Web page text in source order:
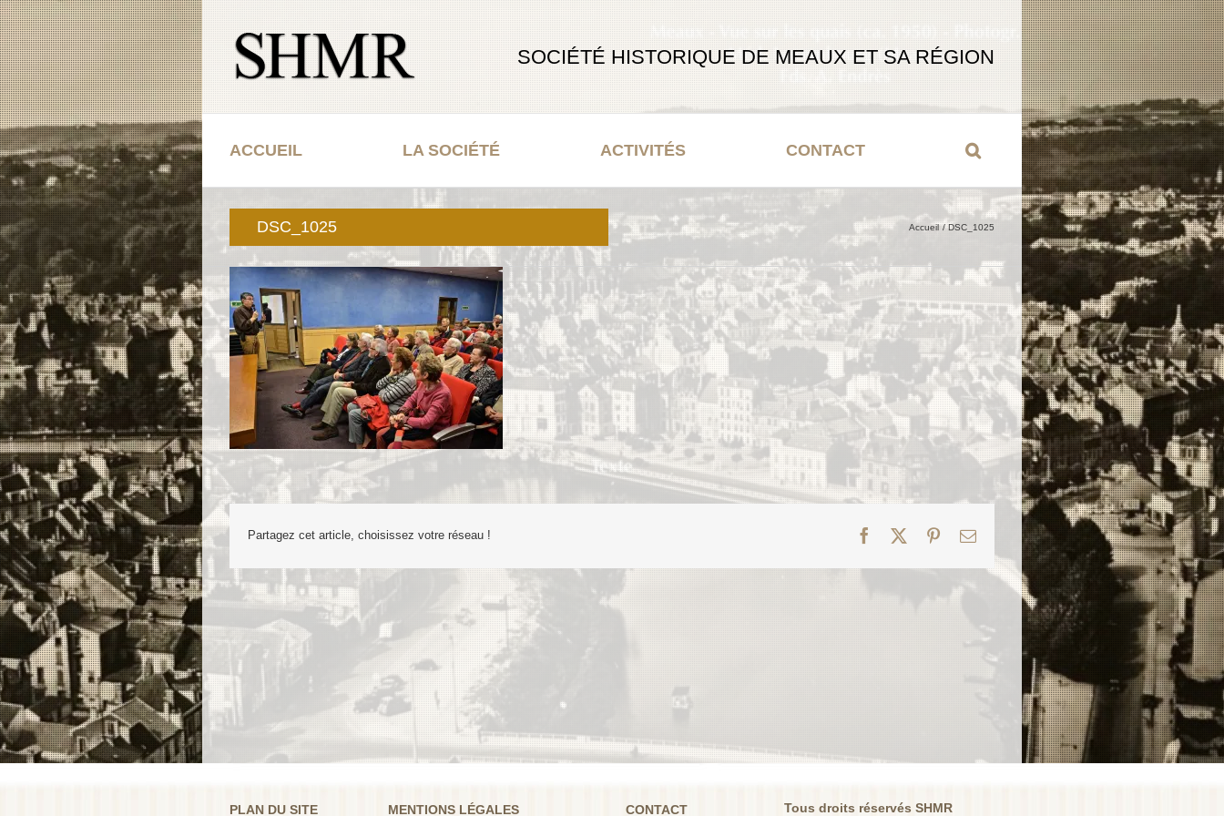
Passer
au
contenu
SOCIÉTÉ HISTORIQUE DE MEAUX ET SA RÉGION
ACCUEIL LA SOCIÉTÉ ACTIVITÉS CONTACT
DSC_1025 Accueil DSC_1025
Partagez cet article, choisissez votre réseau ! Facebook PinterestEmail
PLAN DU SITE MENTIONS LÉGALES CONTACT Tous droits réservés SHMR